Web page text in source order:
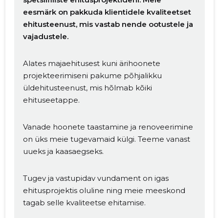
eesmärk on pakkuda klientidele kvaliteetset
ehitusteenust, mis vastab nende ootustele ja
vajadustele.
Alates majaehitusest kuni ärihoonete
projekteerimiseni pakume põhjalikku
üldehitusteenust, mis hõlmab kõiki
ehituseetappe.
Vanade hoonete taastamine ja renoveerimine
on üks meie tugevamaid külgi. Teeme vanast
uueks ja kaasaegseks.
Tugev ja vastupidav vundament on igas
ehitusprojektis oluline ning meie meeskond
tagab selle kvaliteetse ehitamise.